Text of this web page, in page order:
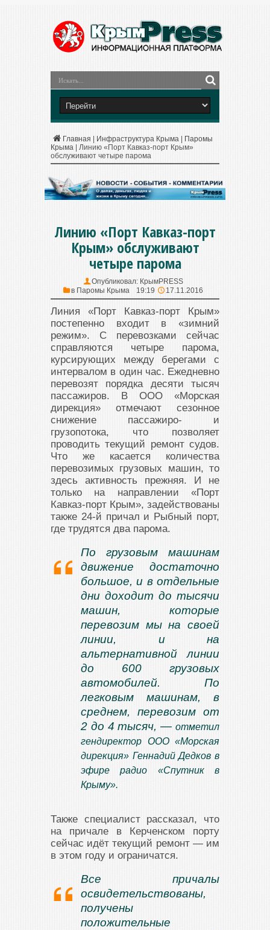
Главная Инфраструктура Крыма
Паромы
Крыма
Линию «Порт Кавказ-порт Крым»
обслуживают четыре парома
Линию «Порт Кавказ-порт
Крым» обслуживают
четыре парома
Опубликовал: КрымPRESS
в Паромы Крыма 19:19 17.11.2016
Линия «Порт Кавказ-порт Крым»
постепенно входит в «зимний
режим». С перевозками сейчас
справляются четыре парома,
курсирующих между берегами с
интервалом в один час. Ежедневно
перевозят порядка десяти тысяч
пассажиров. В ООО «Морская
дирекция» отмечают сезонное
снижение пассажиро- и
грузопотока, что позволяет
проводить текущий ремонт судов.
Что же касается количества
перевозимых грузовых машин, то
здесь активность прежняя. И не
только на направлении «Порт
Кавказ-порт Крым», задействованы
также 24-й причал и Рыбный порт,
где трудятся два парома.
По грузовым машинам
движение достаточно
большое, и в отдельные
дни доходит до тысячи
машин, которые
перевозим мы на своей
линии, и на
альтернативной линии
до 600 грузовых
автомобилей. По
легковым машинам, в
среднем, перевозим от
2 до 4 тысяч, — отметил
гендиректор ООО «Морская
дирекция» Геннадий Дедков в
эфире радио «Спутник в
Крыму».
Также специалист рассказал, что
на причале в Керченском порту
сейчас идёт текущий ремонт — им
в этом году и ограничатся.
Все причалы
освидетельствованы,
получены
положительные